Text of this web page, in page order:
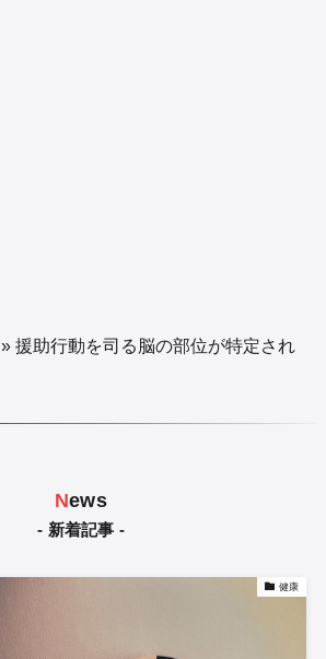
»援助行動を司る脳の部位が特定され
News
- 新着記事 -
健康